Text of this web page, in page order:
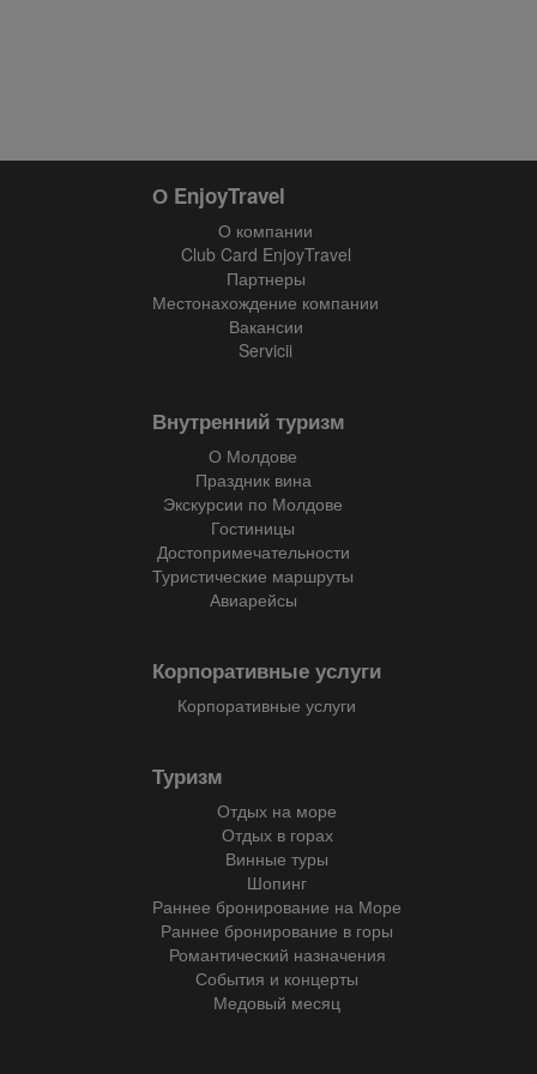
О EnjoyTravel
О компании
Club Card EnjoyTravel
Партнеры
Местонахождение компании
Вакансии
Servicii
Внутренний туризм
О Молдове
Праздник вина
Экскурсии по Молдове
Гостиницы
Достопримечательности
Туристические маршруты
Авиарейсы
Корпоративные услуги
Корпоративные услуги
Туризм
Отдых на море
Отдых в горах
Винные туры
Шопинг
Раннее бронирование на Море
Раннее бронирование в горы
Романтический назначения
События и концерты
Медовый месяц